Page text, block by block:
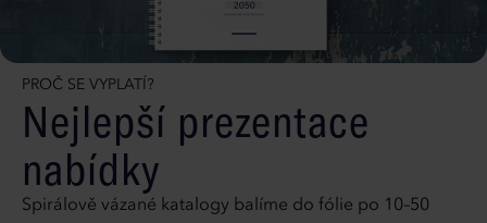
PROČ SE VYPLATÍ?
Nejlepší prezentace
nabídky
Spirálově vázané katalogy balíme do fólie po 10–50